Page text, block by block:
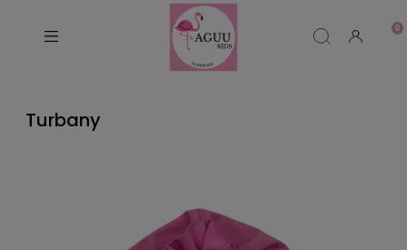
Turbany